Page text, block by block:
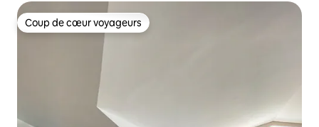
Coup de cœur voyageurs
Coup de cœur voyageurs